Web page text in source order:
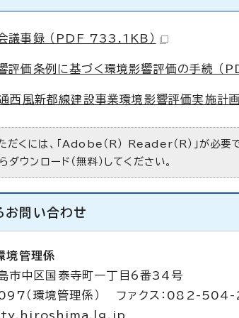
議事録 （PDF 733.1KB）
価条例に基づく環境影響評価の手続 （
西風新都線建設事業環境影響評価実施計
くには、「Adobe（R） Reader（R）」が必要
ダウンロード（無料）してください。
お問い合わせ
境管理係
中区国泰寺町一丁目6番34号
（環境管理係） ファクス：082-